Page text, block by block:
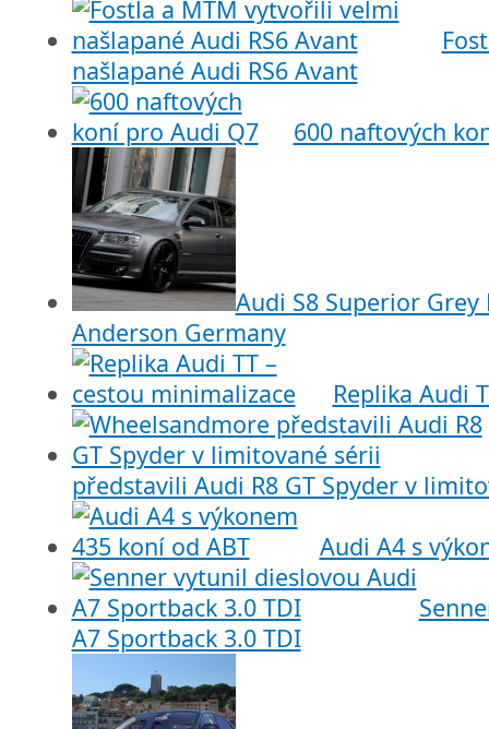
našlapané Audi RS6 Avant
600 naftových
Audi S8 Superior
Anderson Germany
Replika Audi
představili Audi R8 GT Spyder v
Audi A4 s
A7 Sportback 3.0 TDI